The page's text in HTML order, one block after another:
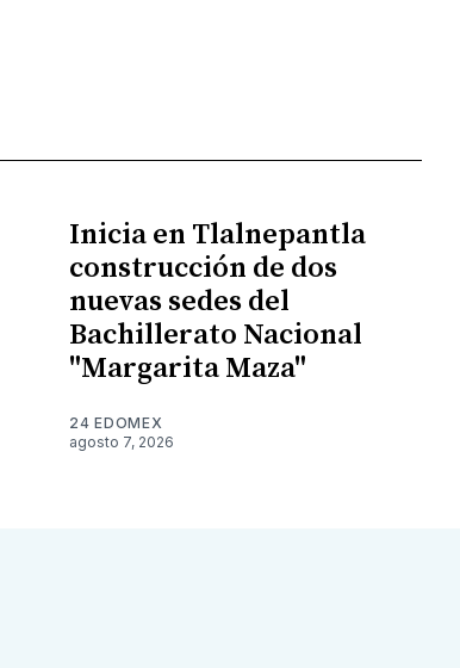
Inicia en Tlalnepantla
construcción de dos
nuevas sedes del
Bachillerato Nacional
"Margarita Maza"
24 EDOMEX
agosto 7, 2026